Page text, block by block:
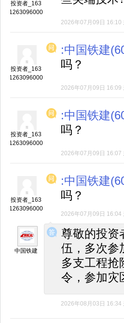
投资者_163
1263096000
2026年07月09日 16:10
投资者_163
1263096000
:中国铁建
吗？
2026年07月09日 16:09
投资者_163
1263096000
:中国铁建
吗？
2026年07月09日 16:07
投资者_163
1263096000
:中国铁建
吗？
2026年07月09日 16:04
◆
◆
中国铁建
尊敬的投资
伍，多次参
多支工程抢
令，参加灾
2026年08月03日 16:34